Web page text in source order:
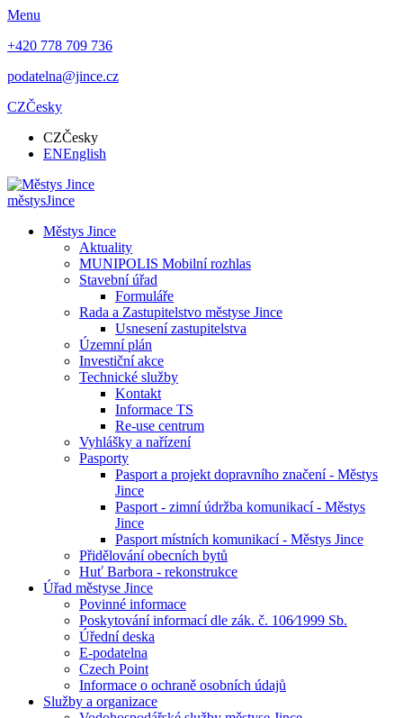
Menu
+420 778 709 736
podatelna@jince.cz
CZČesky
CZČesky
ENEnglish
městysJince
Městys Jince
Aktuality
MUNIPOLIS Mobilní rozhlas
Stavební úřad
Formuláře
Rada a Zastupitelstvo městyse Jince
Usnesení zastupitelstva
Územní plán
Investiční akce
Technické služby
Kontakt
Informace TS
Re-use centrum
Vyhlášky a nařízení
Pasporty
Pasport a projekt dopravního značení - Městys
Jince
Pasport - zimní údržba komunikací - Městys
Jince
Pasport místních komunikací - Městys Jince
Přidělování obecních bytů
Huť Barbora - rekonstrukce
Úřad městyse Jince
Povinné informace
Poskytování informací dle zák. č. 106⁄1999 Sb.
Úřední deska
E-podatelna
Czech Point
Informace o ochraně osobních údajů
Služby a organizace